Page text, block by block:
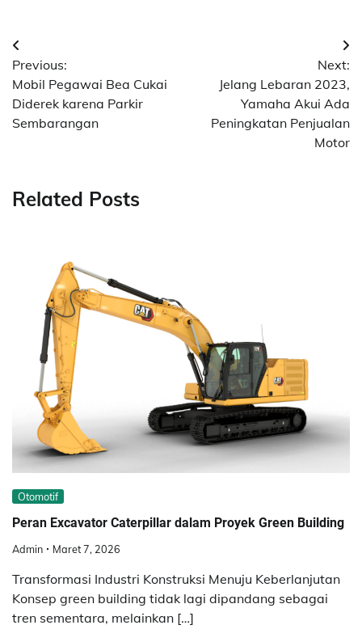
Navigasi
pos
Previous:
Mobil Pegawai Bea Cukai
Diderek karena Parkir
Sembarangan
Next:
Jelang Lebaran 2023,
Yamaha Akui Ada
Peningkatan Penjualan
Motor
Related Posts
Otomotif
Peran Excavator Caterpillar dalam Proyek Green Building
Admin Maret 7, 2026
Transformasi Industri Konstruksi Menuju Keberlanjutan
Konsep green building tidak lagi dipandang sebagai
tren sementara, melainkan […]